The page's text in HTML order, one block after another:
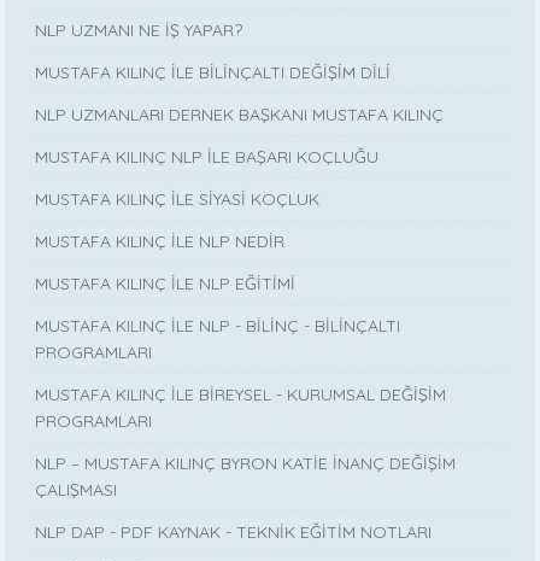
NLP UZMANI NE İŞ YAPAR?
MUSTAFA KILINÇ İLE BİLİNÇALTI DEĞİŞİM DİLİ
NLP UZMANLARI DERNEK BAŞKANI MUSTAFA KILINÇ
MUSTAFA KILINÇ NLP İLE BAŞARI KOÇLUĞU
MUSTAFA KILINÇ İLE SİYASİ KOÇLUK
MUSTAFA KILINÇ İLE NLP NEDİR
MUSTAFA KILINÇ İLE NLP EĞİTİMİ
MUSTAFA KILINÇ İLE NLP - BİLİNÇ - BİLİNÇALTI
PROGRAMLARI
MUSTAFA KILINÇ İLE BİREYSEL - KURUMSAL DEĞİŞİM
PROGRAMLARI
NLP – MUSTAFA KILINÇ BYRON KATİE İNANÇ DEĞİŞİM
ÇALIŞMASI
NLP DAP - PDF KAYNAK - TEKNİK EĞİTİM NOTLARI